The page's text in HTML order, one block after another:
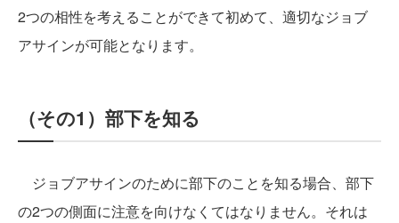
2つの相性を考えることができて初めて、適切なジョブ
アサインが可能となります。
（その1）部下を知る
ジョブアサインのために部下のことを知る場合、部下
の2つの側面に注意を向けなくてはなりません。それは